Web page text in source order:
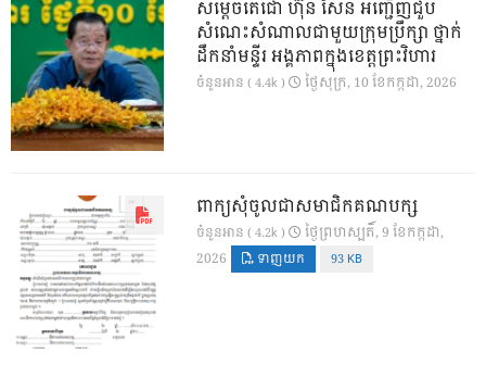
សម្តេចតេជោ ហ៊ុន សែន អញ្ជើញជួប
សំណេះសំណាលជាមួយក្រុមប្រឹក្សា ថ្នាក់
ដឹកនាំមន្ទីរ អង្គភាពក្នុងខេត្តព្រះវិហារ
ចំនួនអាន ( 4.4k ) ថ្ងៃ​សុក្រ, 10 ខែ​កក្កដា, 2026
ពាក្យសុំចូលជាសមាជិកគណបក្ស
ចំនួនអាន ( 4.2k )
ថ្ងៃ​ព្រហស្បតិ៍, 9 ខែ​កក្កដា,
2026
ទាញយក 93 KB